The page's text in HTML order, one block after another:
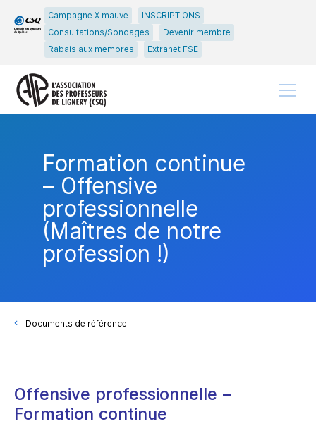
Passer
au
principal
Passer
au
Campagne X mauve
INSCRIPTIONS
Consultations/Sondages
Devenir membre
Rabais aux membres
Extranet FSE
Formation continue
– Offensive
professionnelle
(Maîtres de notre
profession !)
Documents de référence
Offensive professionnelle –
Formation continue